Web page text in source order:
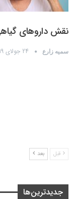
نقش داروهای
سمیه زارع 24 جولای 2019
قبل بعد
جدیدترین‌ها